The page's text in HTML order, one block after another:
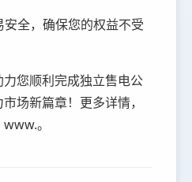
全，确保您的权益不受
您顺利完成独立售电公
场新篇章！更多详情，
。